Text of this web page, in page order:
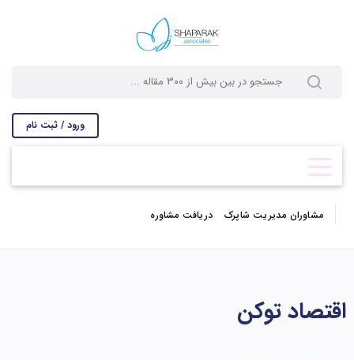
ورود / ثبت نام
مشاوران مدیریت شاپرک دریافت مشاوره
اقتصاد توکن